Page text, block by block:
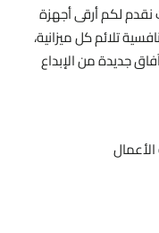
نقدم لكم أرقى أجهزة
تلائم كل ميزانية،
جديدة من الإبداع